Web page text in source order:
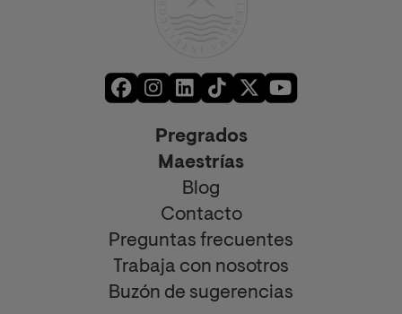
Pregrados
Maestrías
Blog
Contacto
Preguntas frecuentes
Trabaja con nosotros
Buzón de sugerencias